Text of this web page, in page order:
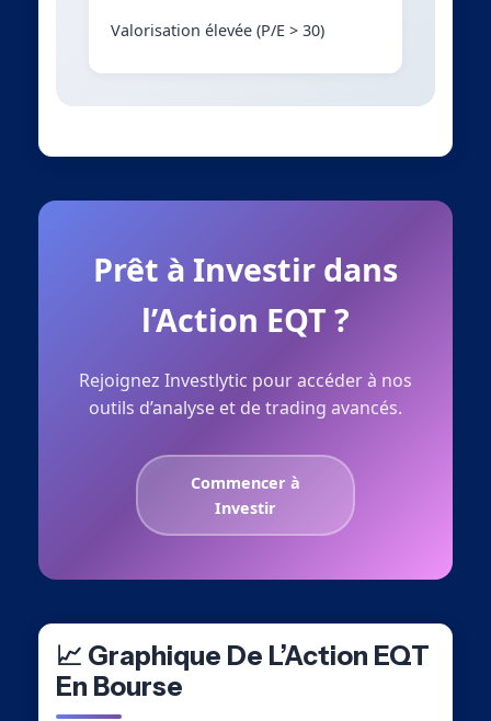
Valorisation élevée (P/E > 30)
Prêt à Investir dans
l’Action EQT ?
Rejoignez Investlytic pour accéder à nos
outils d’analyse et de trading avancés.
Commencer à
Investir
📈 Graphique De L’Action EQT
En Bourse